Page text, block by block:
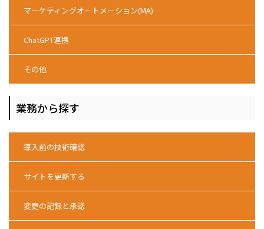
マーケティングオートメーション(MA)
ChatGPT連携
その他
業務から探す
導入前の技術確認
サイトを更新する
変更の記録と承認